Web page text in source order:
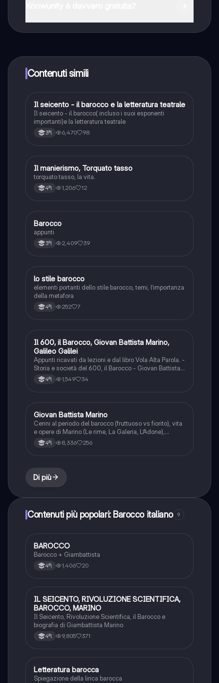
Knowunity Premium, che consente di studiare senza
alcun limite!!
Contenuti simili
Italiano
Il seicento - il barocco e la letteratura teatrale
Il seicento - il barocco( incluso i suoi esponenti
importanti)e la letteratura teatrale
3ªl 6,470 98
Italiano
Il manierismo, Torquato tasso
torquato tasso, la vita.
4ªl 1,206 12
Italiano
Barocco
appunti
3ªl 2,409 39
Italiano
lo stile barocco
elementi portanti dello stile barocco, temi, l’importanza
della metafora
4ªl 252 7
Italiano
Il 600, il Barocco, Giovan Battista Marino,
Galileo Galilei
Appunti ricavati da lezioni e dal libro Vola Alta Parola. -
Storia e società del 600, il Barocco - Giovan Battista
Marino: vita, opere + testi con analisi, parafrasi e figure
retoriche - Galileo Galilei: vita, opere, il saggiatore
4ªl 1,549 34
Italiano
Giovan Battista Marino
Cenni al periodo del barocco (fruttuoso vs fiorito), vita
e opere di Marino (Le rime, La Galeria, L’Adone),
marinismo (Gabriello Chiabrera, Ciro di Pers)
4ªl 8,336 256
Di più
Contenuti più popolari: Barocco italiano 9
Italiano
BAROCCO
Barocco + Giambattista
4ªl 1,406 20
Italiano
IL SEICENTO, RIVOLUZIONE SCIENTIFICA,
BAROCCO, MARINO
Il Seicento, Rivoluzione Scientifica, il Barocco e
biografia di Giambattista Marino
4ªl 9,805 371
Italiano
Letteratura barocca
Spiegazione della lirica barocca